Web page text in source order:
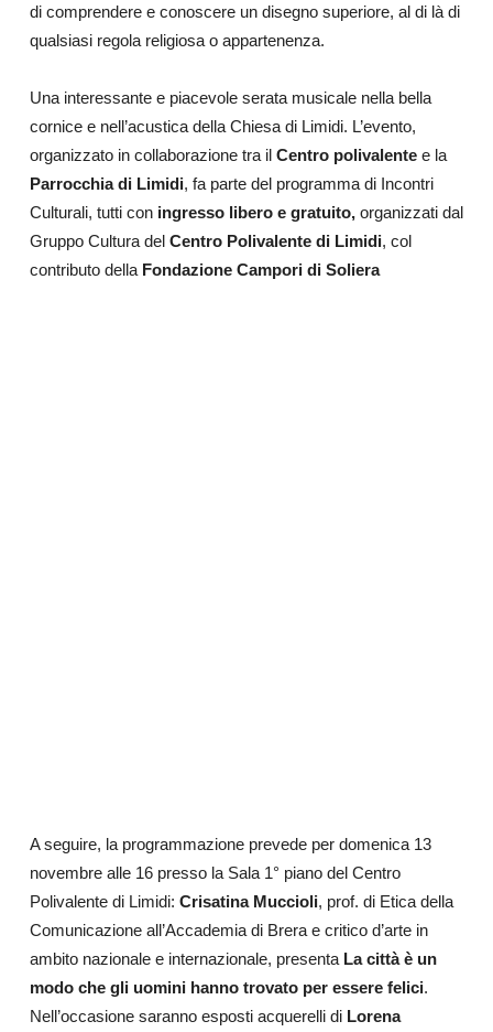
di comprendere e conoscere un disegno superiore, al di là di
qualsiasi regola religiosa o appartenenza.
Una interessante e piacevole serata musicale nella bella
cornice e nell’acustica della Chiesa di Limidi. L’evento,
organizzato in collaborazione tra il Centro polivalente e la
Parrocchia di Limidi, fa parte del programma di Incontri
Culturali, tutti con ingresso libero e gratuito,organizzati dal
Gruppo Cultura del Centro Polivalente di Limidi, col
contributo della Fondazione Campori di Soliera
A seguire, la programmazione prevede per domenica 13
novembre alle 16 presso la Sala 1° piano del Centro
Polivalente di Limidi: Crisatina Muccioli, prof. di Etica della
Comunicazione all’Accademia di Brera e critico d’arte in
ambito nazionale e internazionale, presenta La città è un
modo che gli uomini hanno trovato per essere felici.
Nell’occasione saranno esposti acquerelli diLorena